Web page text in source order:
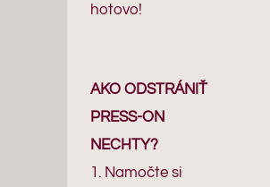
hotovo!
AKO ODSTRÁNIŤ
PRESS-ON
NECHTY?
1. Namočte si